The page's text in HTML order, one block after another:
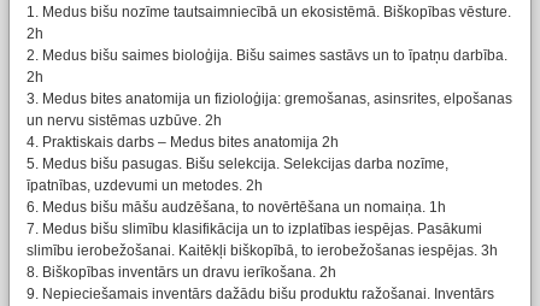
1. Medus bišu nozīme tautsaimniecībā un ekosistēmā. Biškopības vēsture.
2h
2. Medus bišu saimes bioloģija. Bišu saimes sastāvs un to īpatņu darbība.
2h
3. Medus bites anatomija un fizioloģija: gremošanas, asinsrites, elpošanas
un nervu sistēmas uzbūve. 2h
4. Praktiskais darbs – Medus bites anatomija 2h
5. Medus bišu pasugas. Bišu selekcija. Selekcijas darba nozīme,
īpatnības, uzdevumi un metodes. 2h
6. Medus bišu māšu audzēšana, to novērtēšana un nomaiņa. 1h
7. Medus bišu slimību klasifikācija un to izplatības iespējas. Pasākumi
slimību ierobežošanai. Kaitēkļi biškopībā, to ierobežošanas iespējas. 3h
8. Biškopības inventārs un dravu ierīkošana. 2h
9. Nepieciešamais inventārs dažādu bišu produktu ražošanai. Inventārs